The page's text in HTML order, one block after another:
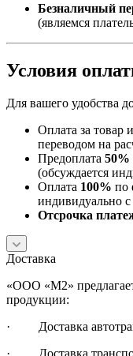
Безналичный
(являемся
Условия
Для вашего удобства
Оплата за товар
переводом на
Предоплата 50%
(обсуждается
Оплата 100% по
индивидуально
Отсрочка
Доставка
«ООО «М2»
продукции:
· Доставка